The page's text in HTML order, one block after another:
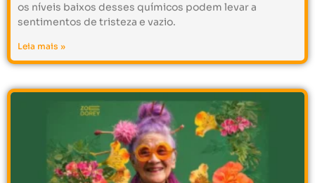
os níveis baixos desses químicos podem levar a
sentimentos de tristeza e vazio.
Leia mais »